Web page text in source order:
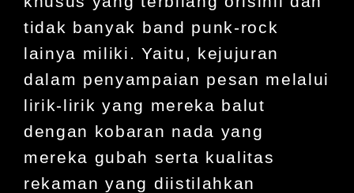
tidak banyak band punk-rock
lainya miliki. Yaitu, kejujuran
dalam penyampaian pesan melalui
lirik-lirik yang mereka balut
dengan kobaran nada yang
mereka gubah serta kualitas
rekaman yang diistilahkan